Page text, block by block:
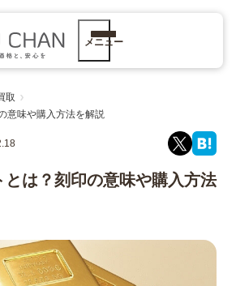
メニュー
取
意味や購入方法を解説
とは？刻印の意味や購入方法